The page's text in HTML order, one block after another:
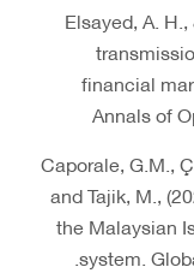
•Elsayed, A.
financial
Annals of
• Caporale, G.M.,
and Tajik, M.,
the Malaysian
system.